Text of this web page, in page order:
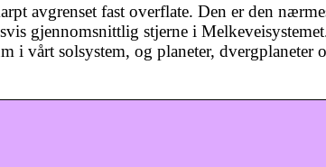
avgrenset fast overflate. Den er den
gjennomsnittlig stjerne i
i vårt solsystem, og planeter, dvergplaneter